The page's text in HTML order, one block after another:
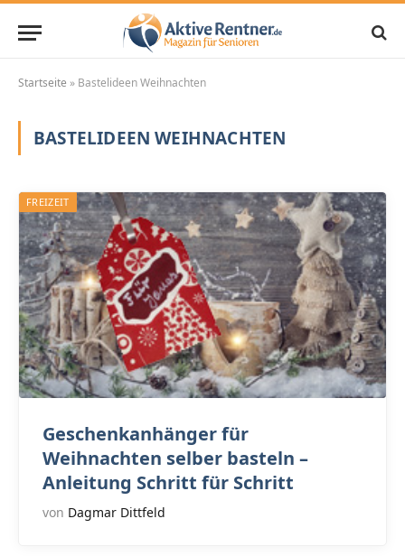
Startseite » Bastelideen Weihnachten
BASTELIDEEN WEIHNACHTEN
FREIZEIT
Geschenkanhänger für
Weihnachten selber basteln –
Anleitung Schritt für Schritt
von Dagmar Dittfeld